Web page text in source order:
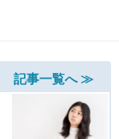
記事一覧へ ≫